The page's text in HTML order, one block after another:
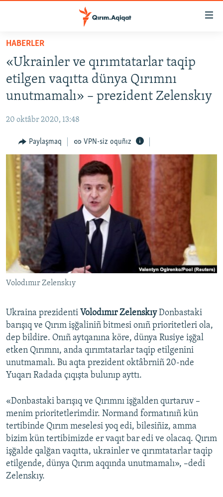
Esas
qaytmaq
Baş
navigatsiyağa
qaytmaq
Qıdıruvğa
HABERLER
SİYASET
İQTİSADİYAT
MEDENİYET
İNSAN AQLARI
VİDEO
SÜRET
BLOGLAR
FİKİR
Русский
Українською
QOŞULIÑIZ!
RFE/RS bütün saytları
HABERLER
«Ukrainler ve qırımtatarlar taqip
etilgen vaqıtta dünya Qırımnı
unutmamalı» – prezident Zelenskıy
20 oktâbr 2020, 13:48
Paylaşmaq VPN-siz oquñız
Volodımır Zelenskıy
Ukraina prezidenti Volodımır ZelenskıyDonbastaki
barışıq ve Qırım işğaliniñ bitmesi onıñ prioritetleri ola,
dep bildire. Onıñ aytqanına köre, dünya Rusiye işğal
etken Qırımnı, anda qırımtatarlar taqip etilgenini
unutmamalı. Bu aqta prezident oktâbrniñ 20-nde
Yuqarı Radada çıqışta bulunıp ayttı.
«Donbastaki barışıq ve Qırımnı işğalden qurtaruv –
menim prioritetlerimdir. Normand formatınıñ kün
tertibinde Qırım meselesi yoq edi, bilesiñiz, amma
bizim kün tertibimizde er vaqıt bar edi ve olacaq. Qırım
işğalde qalğan vaqıtta, ukrainler ve qırımtatarlar taqip
etilgende, dünya Qırım aqqında unutmamalı», –dedi
Zelenskıy.